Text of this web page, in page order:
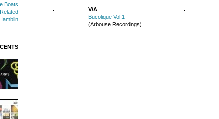
Boats
V/A
Bucolique Vol.1
(Arbouse Recordings)